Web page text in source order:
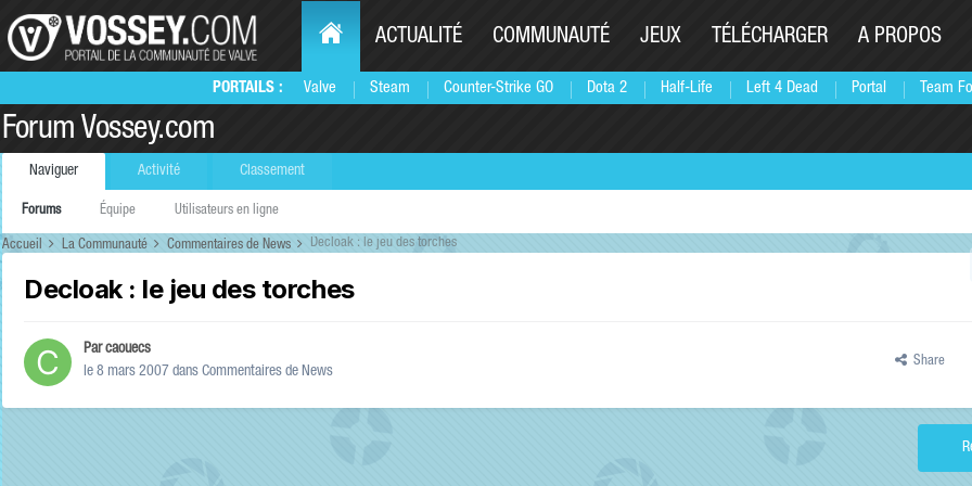
PORTAILS : Valve Steam Counter-Strike GO Dota 2 Half-Life Left 4 Dead Portal Team
ACTUALITÉ COMMUNAUTÉ JEUX TÉLÉCHARGER A PROPOS
Forum Vossey.com
Naviguer
Forums Équipe Utilisateurs en ligne
Activité Classement
Accueil La Communauté Commentaires de News Decloak : le jeu des torches
Decloak : le jeu des torches
Parcaouecs
le 8 mars 2007 dans Commentaires de News
Share